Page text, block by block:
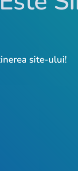
site-ului!